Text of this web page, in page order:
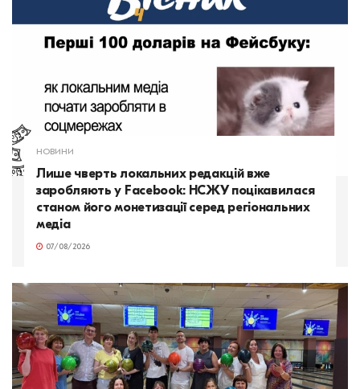
НОВИНИ
Лише чверть локальних редакцій вже
заробляють у Facebook: НСЖУ поцікавилася
станом його монетизації серед регіональних
медіа
07/08/2026